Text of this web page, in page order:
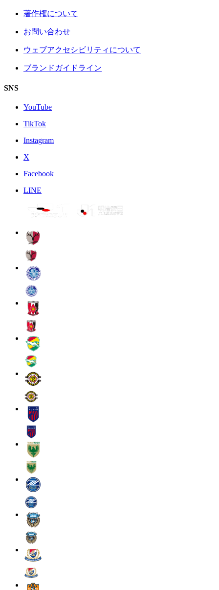
著作権について
お問い合わせ
ウェブアクセシビリティについて
ブランドガイドライン
SNS
YouTube
TikTok
Instagram
X
Facebook
LINE